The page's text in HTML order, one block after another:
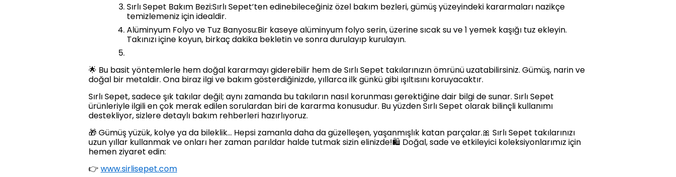
Sırlı Sepet Bakım Bezi:Sırlı Sepet’ten edinebileceğiniz özel bakım bezleri, gümüş yüzeyindeki kararmaları nazikçe
temizlemeniz için idealdir.
Alüminyum Folyo ve Tuz Banyosu:Bir kaseye alüminyum folyo serin, üzerine sıcak su ve 1 yemek kaşığı tuz ekleyin.
Takınızı içine koyun, birkaç dakika bekletin ve sonra durulayıp kurulayın.
🌟 Bu basit yöntemlerle hem doğal kararmayı giderebilir hem de Sırlı Sepet takılarınızın ömrünü uzatabilirsiniz. Gümüş, narin ve
doğal bir metaldir. Ona biraz ilgi ve bakım gösterdiğinizde, yıllarca ilk günkü gibi ışıltısını koruyacaktır.
Sırlı Sepet, sadece şık takılar değil; aynı zamanda bu takıların nasıl korunması gerektiğine dair bilgi de sunar. Sırlı Sepet
ürünleriyle ilgili en çok merak edilen sorulardan biri de kararma konusudur. Bu yüzden Sırlı Sepet olarak bilinçli kullanımı
destekliyor, sizlere detaylı bakım rehberleri hazırlıyoruz.
🎁 Gümüş yüzük, kolye ya da bileklik… Hepsi zamanla daha da güzelleşen, yaşanmışlık katan parçalar.🎀 Sırlı Sepet takılarınızı
uzun yıllar kullanmak ve onları her zaman parıldar halde tutmak sizin elinizde!🛍️ Doğal, sade ve etkileyici koleksiyonlarımız için
hemen ziyaret edin:
👉 www.sirlisepet.com